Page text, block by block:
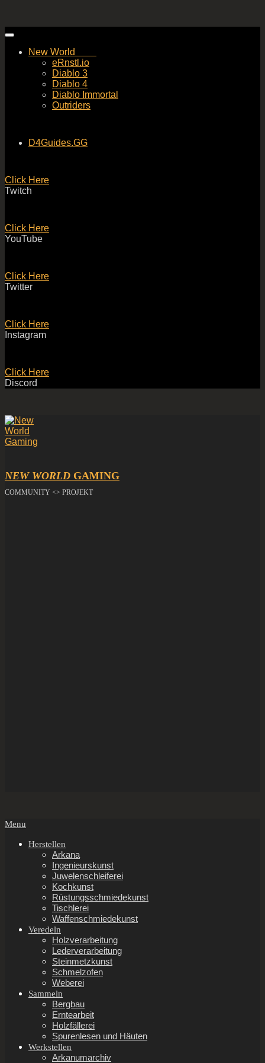
Skip
contentNew World
eRnstl.io
Diablo 3
Diablo 4
Diablo Immortal
Outriders
D4Guides.GG
Click Here
Twitch
Click Here
YouTube
Click Here
Twitter
Click Here
Instagram
Click Here
Discord
NEW WORLD GAMING
COMMUNITY <> PROJEKT
Secondary
Menu
Menu
Herstellen
Arkana
Ingenieurskunst
Juwelenschleiferei
Kochkunst
Rüstungsschmiedekunst
Tischlerei
Waffenschmiedekunst
Veredeln
Holzverarbeitung
Lederverarbeitung
Steinmetzkunst
Schmelzofen
Weberei
Sammeln
Bergbau
Erntearbeit
Holzfällerei
Spurenlesen und Häuten
Werkstellen
Arkanumarchiv